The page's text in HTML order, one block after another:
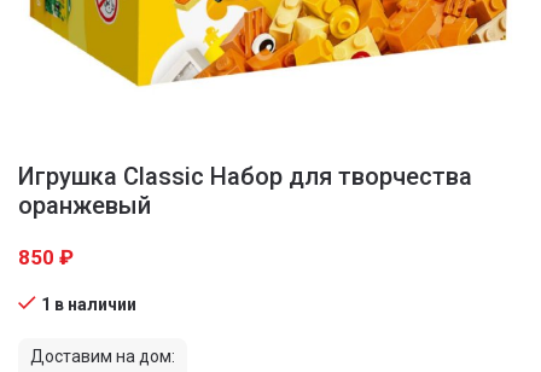
Игрушка Classic Набор для творчества
оранжевый
850 ₽
1 в наличии
Доставим на дом: